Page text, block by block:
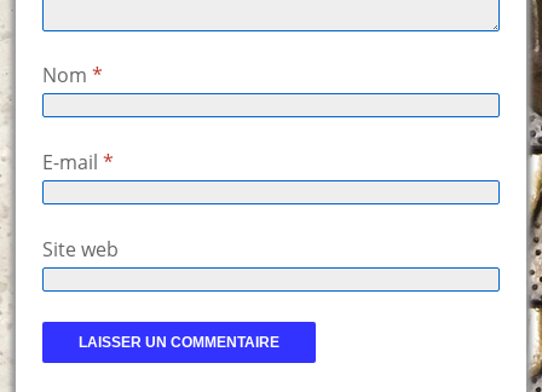
Nom *
E-mail *
Site web